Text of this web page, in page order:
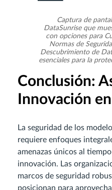
Captura de
DataSunrise que
con opciones para
Normas de
Descubrimiento de
esenciales para la
Conclusión:
Innovación
La seguridad de los
requiere enfoques
amenazas únicos al
innovación. Las
marcos de seguridad
posicionan para